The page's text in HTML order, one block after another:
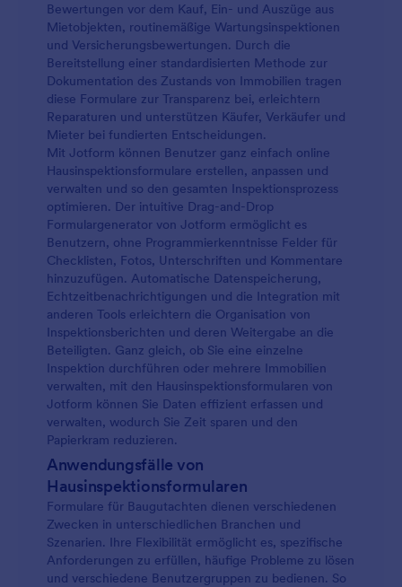
Bewertungen vor dem Kauf, Ein- und Auszüge aus
Mietobjekten, routinemäßige Wartungsinspektionen
und Versicherungsbewertungen. Durch die
Bereitstellung einer standardisierten Methode zur
Dokumentation des Zustands von Immobilien tragen
diese Formulare zur Transparenz bei, erleichtern
Reparaturen und unterstützen Käufer, Verkäufer und
Mieter bei fundierten Entscheidungen.
Mit Jotform können Benutzer ganz einfach online
Hausinspektionsformulare erstellen, anpassen und
verwalten und so den gesamten Inspektionsprozess
optimieren. Der intuitive Drag-and-Drop
Formulargenerator von Jotform ermöglicht es
Benutzern, ohne Programmierkenntnisse Felder für
Checklisten, Fotos, Unterschriften und Kommentare
hinzuzufügen. Automatische Datenspeicherung,
Echtzeitbenachrichtigungen und die Integration mit
anderen Tools erleichtern die Organisation von
Inspektionsberichten und deren Weitergabe an die
Beteiligten. Ganz gleich, ob Sie eine einzelne
Inspektion durchführen oder mehrere Immobilien
verwalten, mit den Hausinspektionsformularen von
Jotform können Sie Daten effizient erfassen und
verwalten, wodurch Sie Zeit sparen und den
Papierkram reduzieren.
Anwendungsfälle von
Hausinspektionsformularen
Formulare für Baugutachten dienen verschiedenen
Zwecken in unterschiedlichen Branchen und
Szenarien. Ihre Flexibilität ermöglicht es, spezifische
Anforderungen zu erfüllen, häufige Probleme zu lösen
und verschiedene Benutzergruppen zu bedienen. So